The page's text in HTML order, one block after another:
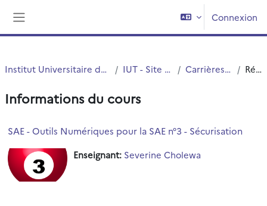
Connexion
Institut Universitaire de Technologie (IUT) IUT - Site de Roubaix Carrières Juridiques Résumé
Informations du cours
SAE - Outils Numériques pour la SAE n°3 - Sécurisation
Enseignant: Severine Cholewa